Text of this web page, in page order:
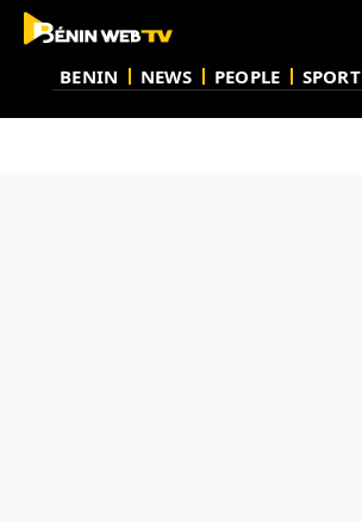
BENIN NEWS PEOPLE SPORT